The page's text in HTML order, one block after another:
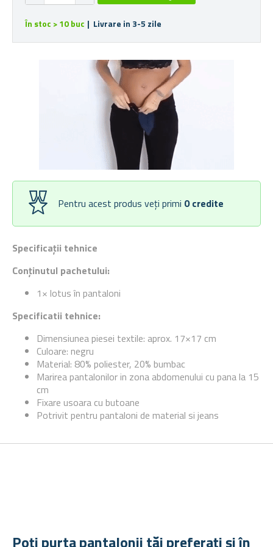
Specificații tehnice
Conținutul pachetului:
1× lotus în pantaloni
Specificatii tehnice:
Dimensiunea piesei textile: aprox. 17×17 cm
Culoare: negru
Material: 80% poliester, 20% bumbac
Marirea pantalonilor in zona abdomenului cu pana la 15
cm
Fixare usoara cu butoane
Potrivit pentru pantaloni de material si jeans
În stoc > 10 buc | Livrare in 3-5 zile
Pentru acest produs veți primi 0 credite
Poți purta pantalonii tăi preferați și în